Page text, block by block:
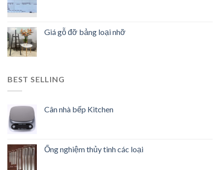
Giá gỗ đỡ bảng loại nhỡ
BEST SELLING
Cân nhà bếp Kitchen
Ống nghiệm thủy tinh các loại